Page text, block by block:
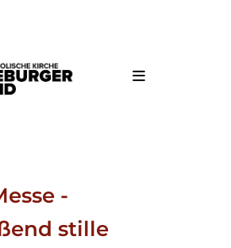
-
stille